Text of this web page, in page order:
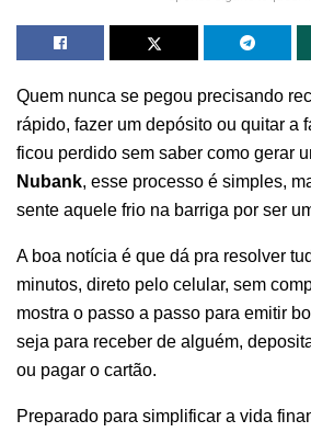
Quem nunca se pegou precisando
rápido, fazer um depósito ou quitar a
ficou perdido sem saber como gerar
Nubank, esse processo é simples,
sente aquele frio na barriga por ser
A boa notícia é que dá pra resolver
minutos, direto pelo celular, sem
mostra o passo a passo para emitir
seja para receber de alguém,
ou pagar o cartão.
Preparado para simplificar a vida